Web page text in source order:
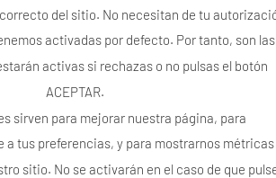
Each
homes
del sitio. No necesitan de tu
activadas por defecto. Por tanto, son las
activas si rechazas o no pulsas el botón
ACEPTAR.
sirven para mejorar nuestra página, para
a tus preferencias, y para mostrarnos métricas
sitio. No se activarán en el caso de que